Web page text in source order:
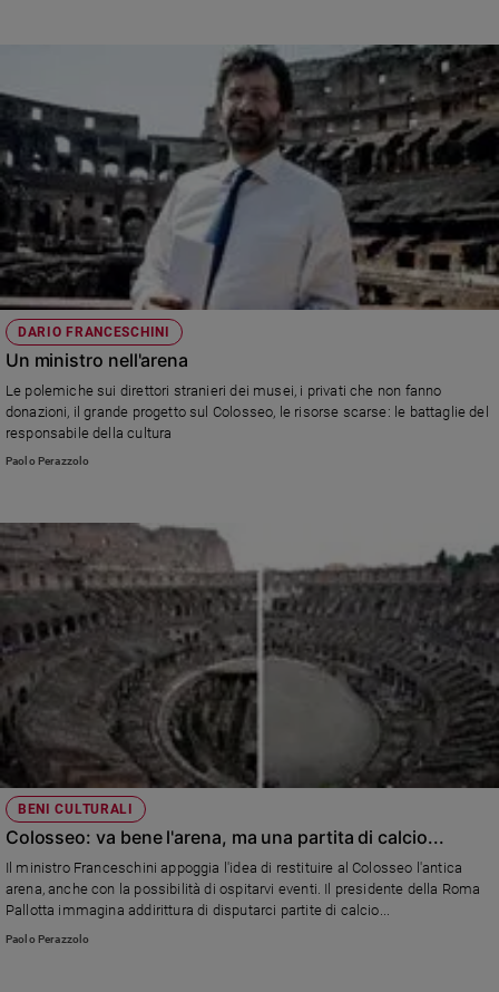
DARIO FRANCESCHINI
Un ministro nell'arena
Le polemiche sui direttori stranieri dei musei, i privati che non fanno
donazioni, il grande progetto sul Colosseo, le risorse scarse: le battaglie del
responsabile della cultura
Paolo Perazzolo
BENI CULTURALI
Colosseo: va bene l'arena, ma una partita di calcio...
Il ministro Franceschini appoggia l'idea di restituire al Colosseo l'antica
arena, anche con la possibilità di ospitarvi eventi. Il presidente della Roma
Pallotta immagina addirittura di disputarci partite di calcio...
Paolo Perazzolo